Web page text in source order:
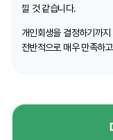
낄 것 같습니다.
개인회생을 결정하기까
전반적으로 매우 만족하